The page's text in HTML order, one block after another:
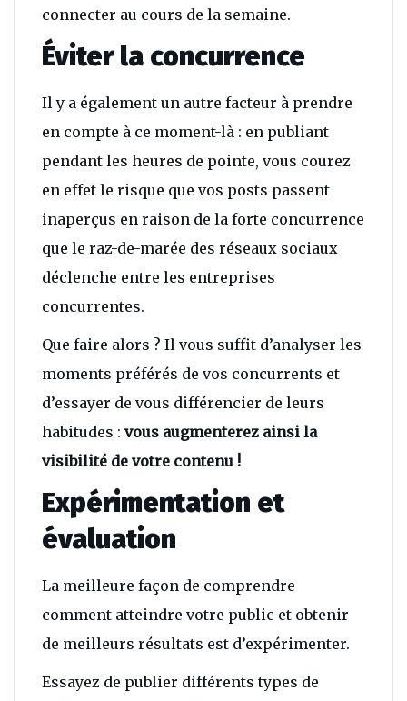
connecter au cours de la semaine.
Éviter la concurrence
Il y a également un autre facteur à prendre
en compte à ce moment-là : en publiant
pendant les heures de pointe, vous courez
en effet le risque que vos posts passent
inaperçus en raison de la forte concurrence
que le raz-de-marée des réseaux sociaux
déclenche entre les entreprises
concurrentes.
Que faire alors ? Il vous suffit d’analyser les
moments préférés de vos concurrents et
d’essayer de vous différencier de leurs
habitudes : vous augmenterez ainsi la
visibilité de votre contenu !
Expérimentation et
évaluation
La meilleure façon de comprendre
comment atteindre votre public et obtenir
de meilleurs résultats est d’expérimenter.
Essayez de publier différents types de